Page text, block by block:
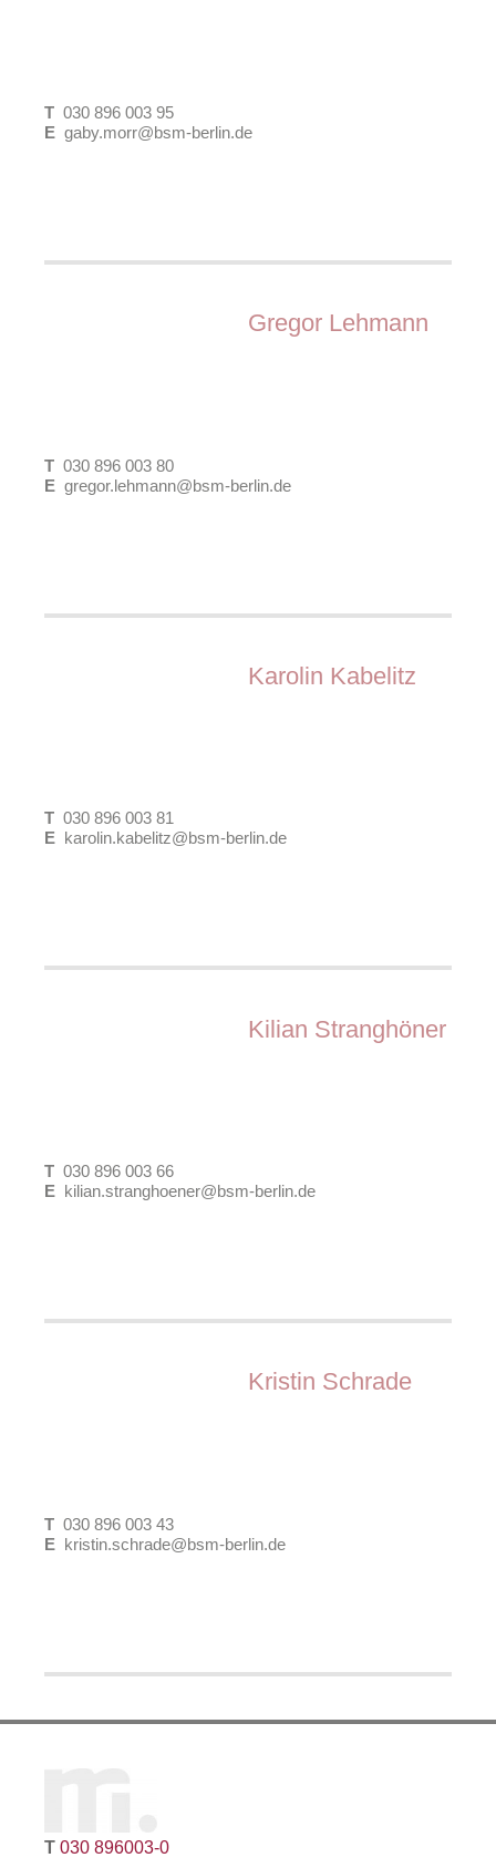
T 030 896 003 95
E gaby.morr@bsm-berlin.de
Dipl.-Ing. Stadtplanerin und
Gregor Lehmann
T 030 896 003 80
E gregor.lehmann@bsm-berlin.de
Dipl.-Ing. Raum- und Umweltplanung
Städtebau
Wettbewerbsbetreuung
Karolin Kabelitz
T 030 896 003 81
E karolin.kabelitz@bsm-berlin.de
M.Sc. Stadt- und Regionalplanung
Kilian Stranghöner
T 030 896 003 66
E kilian.stranghoener@bsm-berlin.de
M.Sc. Stadtplanung
Kristin Schrade
T 030 896 003 43
E kristin.schrade@bsm-berlin.de
(Stud.) M.Sc. Stadt- und Regionalplanung
Arbeitsfelder:
Partizipation und Öffentlichkeitsarbeit
T 030 896003-0